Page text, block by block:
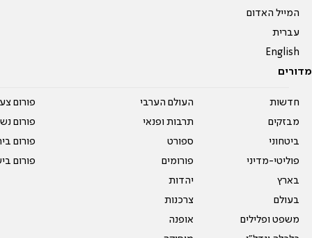
המייל האדום
עברית
English
מדורים
חדשות
מבזקים
ביטחוני
פוליטי-מדיני
בארץ
בעולם
משפט ופלילים
העולם הערבי
תרבות ופנאי
ספורט
פורומים
יהדות
צרכנות
אופנה
פורום
פורום
פורום
פורום